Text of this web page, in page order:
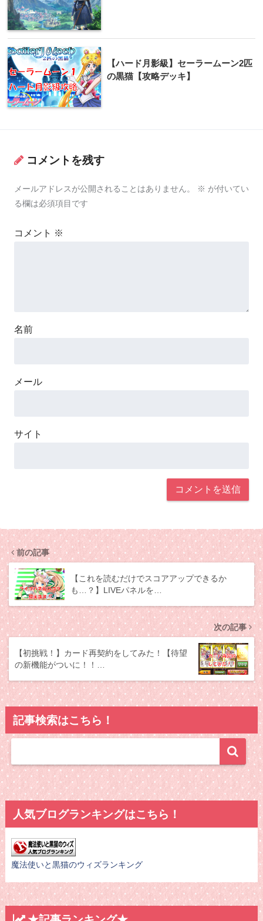
【ハード月影級】セーラームーン2匹
の黒猫【攻略デッキ】
コメントを残す
メールアドレスが公開されることはありません。 ※ が付いてい
る欄は必須項目です
コメント ※
名前
メール
サイト
前の記事
【これを読むだけでスコアアップできるか
も…？】LIVEパネルを…
次の記事
【初挑戦！】カード再契約をしてみた！【待望
の新機能がついに！！…
記事検索はこちら！
人気ブログランキングはこちら！
魔法使いと黒猫のウィズランキング